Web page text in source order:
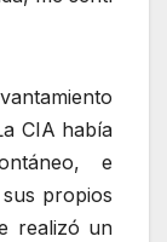
CIA había
e
propios
realizó un